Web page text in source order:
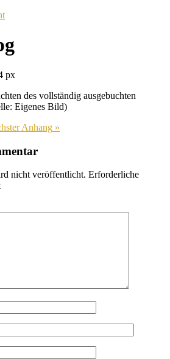
px
des vollständig ausgebuchten
Eigenes Bild)
Anhang »
nicht veröffentlicht. Erforderliche